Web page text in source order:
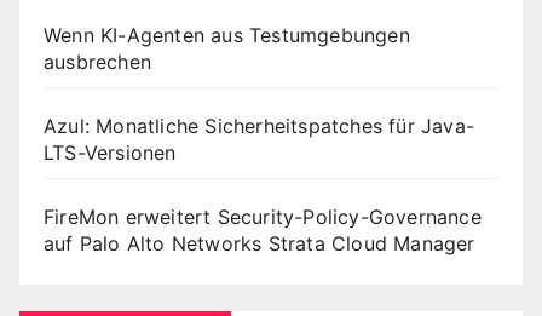
Wenn KI-Agenten aus Testumgebungen
ausbrechen
Azul: Monatliche Sicherheitspatches für Java-
LTS-Versionen
FireMon erweitert Security-Policy-Governance
auf Palo Alto Networks Strata Cloud Manager